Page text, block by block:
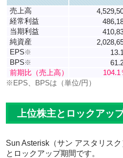
売上高
経常利益
当期利益
純資産
EPS※
BPS※
前期比（売上高）
104.1
※EPS、BPSは（単位/円）
上位株主とロックアッ
Sun Asterisk（サン アスタリス
とロックアップ期間です。